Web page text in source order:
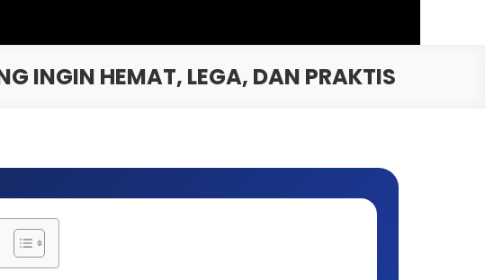
INGIN HEMAT, LEGA, DAN PRAKTIS